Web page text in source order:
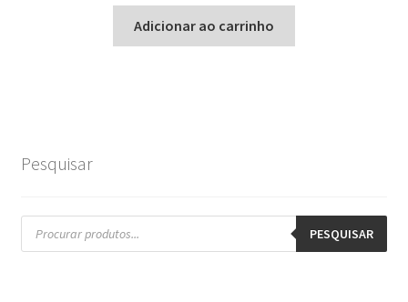
Adicionar ao carrinho
Pesquisar
Pesquisar
produtos PESQUISAR